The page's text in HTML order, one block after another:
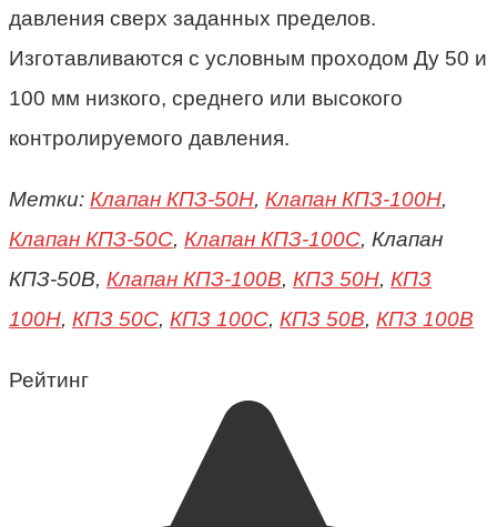
давления сверх заданных пределов.
Изготавливаются с условным проходом Ду 50 и
100 мм низкого, среднего или высокого
контролируемого давления.
Метки: Клапан КПЗ-50Н, Клапан КПЗ-100Н,
Клапан КПЗ-50С, Клапан КПЗ-100С, Клапан
КПЗ-50В, Клапан КПЗ-100В, КПЗ 50Н, КПЗ
100Н, КПЗ 50С, КПЗ 100С, КПЗ 50В, КПЗ 100В
Рейтинг